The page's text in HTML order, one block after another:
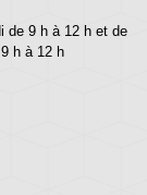
de 9 h à 12 h et de
h à 12 h